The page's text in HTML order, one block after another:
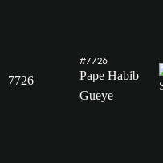
7726
#7726
Pape Habib
Gueye